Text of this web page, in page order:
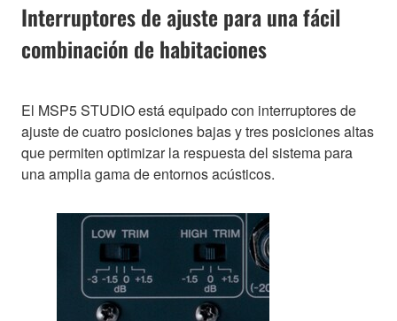
Interruptores de ajuste para una fácil
combinación de habitaciones
El MSP5 STUDIO está equipado con interruptores de
ajuste de cuatro posiciones bajas y tres posiciones altas
que permiten optimizar la respuesta del sistema para
una amplia gama de entornos acústicos.